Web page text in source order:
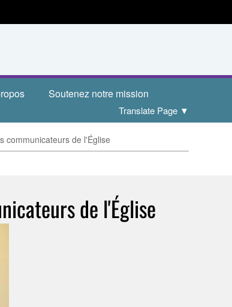
Soutenez notre mission
Translate Page ▼
communicateurs de l'Église
de l'Église